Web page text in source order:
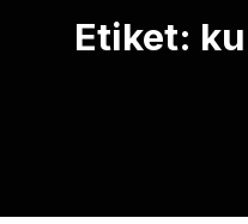
Etiket: